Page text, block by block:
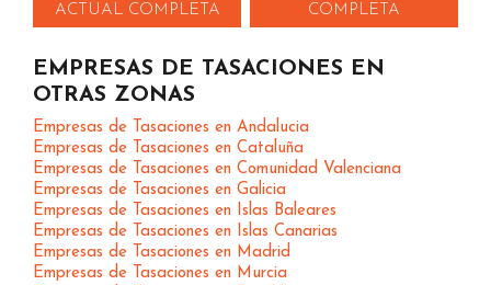
ACTUAL COMPLETA
COMPLETA
EMPRESAS DE TASACIONES EN
OTRAS ZONAS
Empresas de Tasaciones en Andalucia
Empresas de Tasaciones en Cataluña
Empresas de Tasaciones en Comunidad Valenciana
Empresas de Tasaciones en Galicia
Empresas de Tasaciones en Islas Baleares
Empresas de Tasaciones en Islas Canarias
Empresas de Tasaciones en Madrid
Empresas de Tasaciones en Murcia